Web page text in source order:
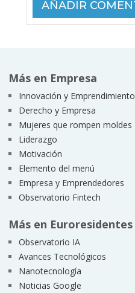
Más en Empresa
Innovación y Emprendimiento
Derecho y Empresa
Mujeres que rompen moldes
Liderazgo
Motivación
Elemento del menú
Empresa y Emprendedores
Observatorio Fintech
Más en Euroresidentes
Observatorio IA
Avances Tecnológicos
Nanotecnología
Noticias Google